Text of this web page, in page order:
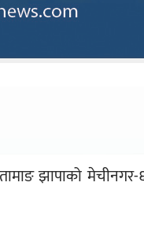
झापाको मेचीनगर-